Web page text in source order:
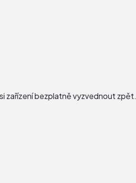
zařízení bezplatně vyzvednout zpět.